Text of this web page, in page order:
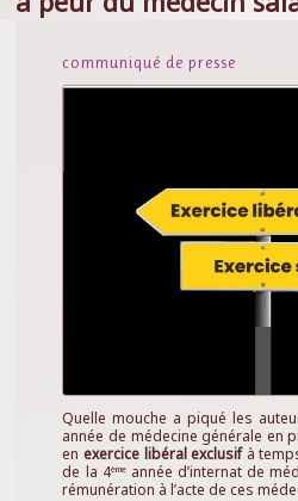
communiqué de presse
Quelle mouche a piqué les
année de médecine générale en
enexercice libéral exclusifà
de la 4èmeannée d’internat de
rémunération à l’acte de ces